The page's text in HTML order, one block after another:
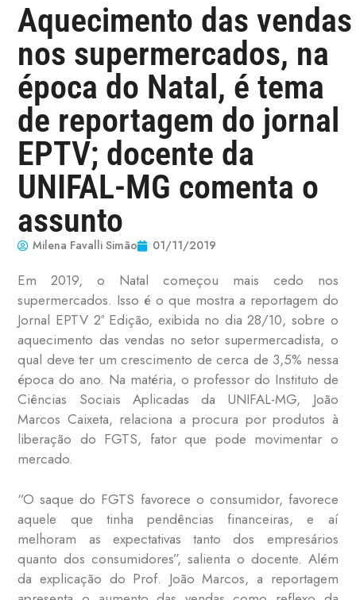
Aquecimento das vendas
nos supermercados, na
época do Natal, é tema
de reportagem do jornal
EPTV; docente da
UNIFAL-MG comenta o
assunto
Milena Favalli Simão 01/11/2019
Em 2019, o Natal começou mais cedo nos
supermercados. Isso é o que mostra a reportagem do
Jornal EPTV 2ª Edição, exibida no dia 28/10, sobre o
aquecimento das vendas no setor supermercadista, o
qual deve ter um crescimento de cerca de 3,5% nessa
época do ano. Na matéria, o professor do Instituto de
Ciências Sociais Aplicadas da UNIFAL-MG, João
Marcos Caixeta, relaciona a procura por produtos à
liberação do FGTS, fator que pode movimentar o
mercado.
“O saque do FGTS favorece o consumidor, favorece
aquele que tinha pendências financeiras, e aí
melhoram as expectativas tanto dos empresários
quanto dos consumidores”, salienta o docente. Além
da explicação do Prof. João Marcos, a reportagem